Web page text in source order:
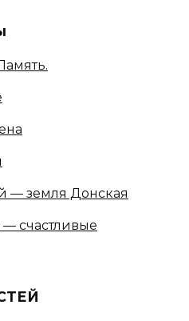
— земля Донская
счастливые